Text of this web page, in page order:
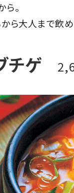
。
ら大人まで飲
チゲ